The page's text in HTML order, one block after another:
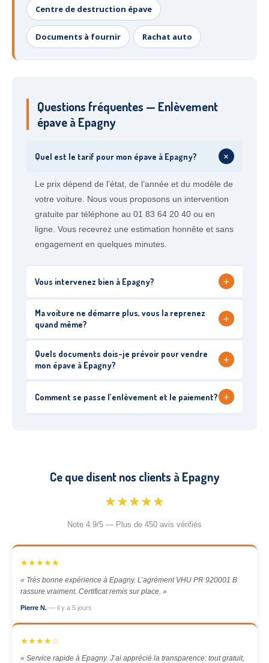
Centre de destruction épave
Documents à fournir Rachat auto
Questions fréquentes — Enlèvement
épave à Epagny
Quel est le tarif pour mon épave à Epagny? +
Le prix dépend de l’état, de l’année et du modèle de
votre voiture. Nous vous proposons un intervention
gratuite par téléphone au 01 83 64 20 40 ou en
ligne. Vous recevrez une estimation honnête et sans
engagement en quelques minutes.
Vous intervenez bien à Epagny? +
Ma voiture ne démarre plus, vous la reprenez
quand même?
+
Quels documents dois-je prévoir pour vendre
mon épave à Epagny?
+
Comment se passe l’enlèvement et le paiement? +
Ce que disent nos clients à Epagny
★★★★★
Note 4.9/5 — Plus de 450 avis vérifiés
★★★★★
« Très bonne expérience à Epagny. L’agrément VHU PR 920001 B
rassure vraiment. Certificat remis sur place. »
Pierre N. — il y a 5 jours
★★★★☆
« Service rapide à Epagny. J’ai apprécié la transparence: tout gratuit,